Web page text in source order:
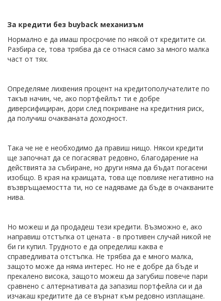
За кредити без buyback механизъм
Нормално е да имаш просрочие по някой от кредитите си.
Разбира се, това трябва да се отнася само за много малка
част от тях.
Определяме лихвения процент на кредитополучателите по
такъв начин, че, ако портфейлът ти е добре
диверсифициран, дори след покриване на кредитния риск,
да получиш очакваната доходност.
Така че не е необходимо да правиш нищо. Някои кредити
ще започнат да се погасяват редовно, благодарение на
действията за събиране, но други няма да бъдат погасени
изобщо. В края на краищата, това ще повлияе негативно на
възвръщаемостта ти, но се надяваме да бъде в очакваните
нива.
Но можеш и да продадеш тези кредити. Възможно е, ако
направиш отстъпка от цената - в противен случай никой не
би ги купил. Трудното е да определиш каква е
справедливата отстъпка. Не трябва да е много малка,
защото може да няма интерес. Но не е добре да бъде и
прекалено висока, защото можеш да загубиш повече пари
сравнено с алтернативата да запазиш портфейла си и да
изчакаш кредитите да се върнат към редовно изплащане.